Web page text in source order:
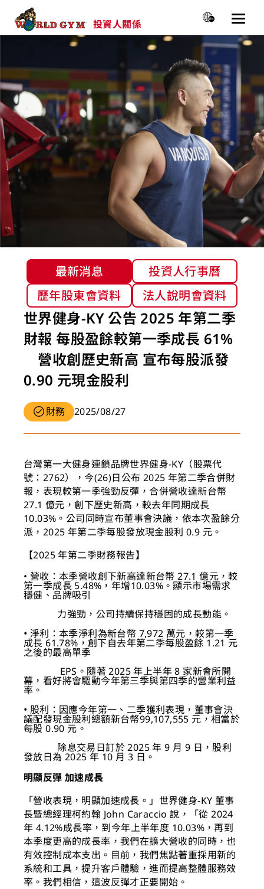
投資人關係
主選單關於我們
新聞&活動
公司治理
財務資訊
股價專區
投資人資源
永續經營
新聞&活動
最新消息
投資人行事曆
歷年股東會資料
法人說明會資料
世界健身-KY 公告 2025 年第二季
財報 每股盈餘較第一季成長 61%
營收創歷史新高 宣布每股派發
0.90 元現金股利
財務 2025/08/27
台灣第一大健身連鎖品牌世界健身-KY（股票代
號：2762），今(26)日公布 2025 年第二季合併財
報，表現較第一季強勁反彈，合併營收達新台幣
27.1 億元，創下歷史新高，較去年同期成長
10.03%。公司同時宣布董事會決議，依本次盈餘分
派，2025 年第二季每股發放現金股利 0.9 元。
【2025 年第二季財務報告】
• 營收：本季營收創下新高達新台幣 27.1 億元，較
第一季成長 5.48%，年增10.03%。顯示市場需求
穩健、品牌吸引
力強勁，公司持續保持穩固的成長動能。
• 淨利：本季淨利為新台幣 7,972 萬元，較第一季
成長 61.78%，創下自去年第二季每股盈餘 1.21 元
之後的最高單季
EPS。隨著 2025 年上半年 8 家新會所開
幕，看好將會驅動今年第三季與第四季的營業利益
率。
• 股利：因應今年第一、二季獲利表現，董事會決
議配發現金股利總額新台幣99,107,555 元，相當於
每股 0.90 元。
除息交易日訂於 2025 年 9 月 9 日，股利
發放日為 2025 年 10 月 3 日。
明顯反彈 加速成長
「營收表現，明顯加速成長。」世界健身-KY 董事
長暨總經理柯約翰 John Caraccio 說，「從 2024
年 4.12%成長率，到今年上半年度 10.03%，再到
本季度更高的成長率，我們在擴大營收的同時，也
有效控制成本支出。目前，我們焦點著重採用新的
系統和工具，提升客戶體驗，進而提高整體服務效
率。我們相信，這波反彈才正要開始。